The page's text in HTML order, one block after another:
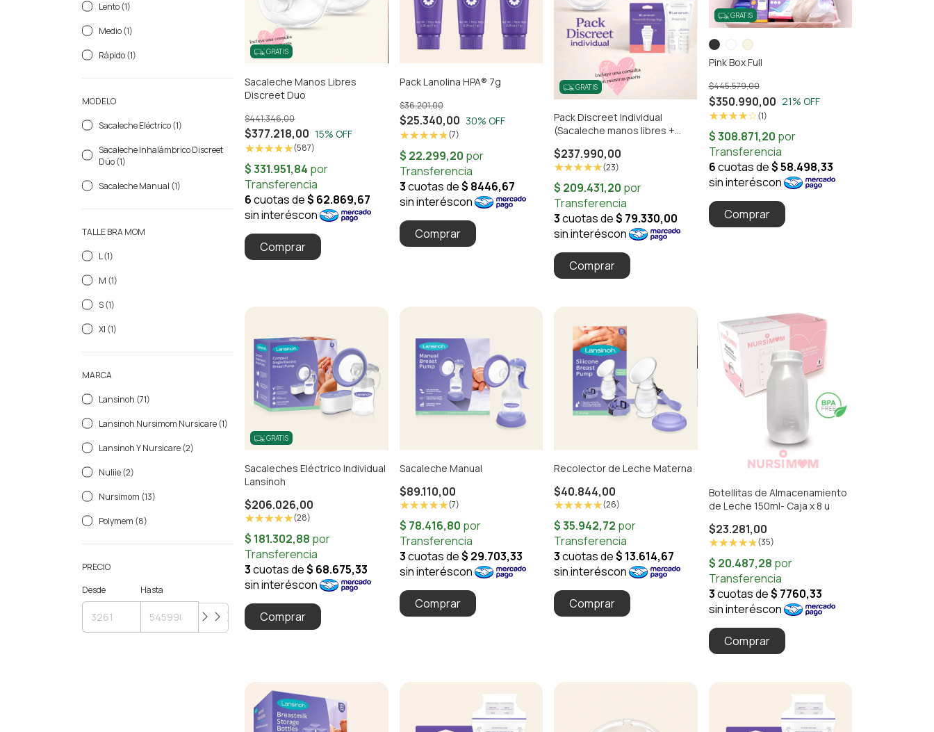
Lento (1)
Medio (1)
Rápido (1)
MODELO
Sacaleche Eléctrico (1)
Sacaleche Inhalámbrico Discreet
Dúo (1)
Sacaleche Manual (1)
TALLE BRA MOM
L (1)
M (1)
S (1)
Xl (1)
MARCA
Lansinoh (71)
Lansinoh Nursimom Nursicare (1)
Lansinoh Y Nursicare (2)
Nuliie (2)
Nursimom (13)
Polymem (8)
PRECIO
Desde
Hasta
GRATIS
Sacaleche Manos Libres
Discreet Duo
$377.218,00
$441.346,00
15% OFF
(587)
Pack Lanolina HPA® 7g
$25.340,00
$36.201,00
30% OFF
(7)
GRATIS
Pack Discreet Individual
(Sacaleche manos libres +
25u.)
$237.990,00
(23)
GRATIS
Pink Box Full
$350.990,00
$445.579,00
21% OFF
(1)
Comprar
GRATIS
Sacaleches Eléctrico Individual
Lansinoh
$206.026,00
(28)
Sacaleche Manual
$89.110,00
(7)
Recolector de Leche Materna
$40.844,00
(26)
Botellitas de Almacenamiento
de Leche 150ml- Caja x 8 u
$23.281,00
(35)